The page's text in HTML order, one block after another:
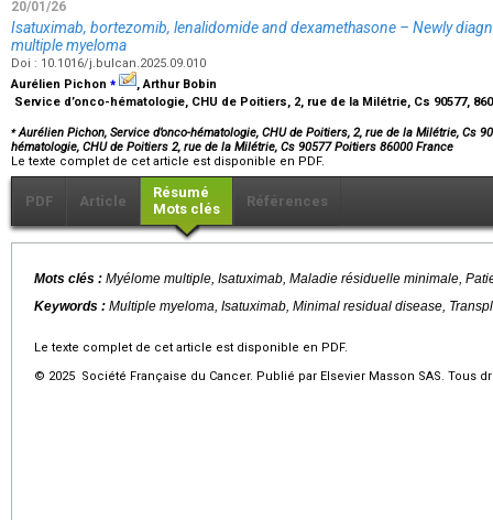
20/01/26
Isatuximab, bortezomib, lenalidomide and dexamethasone – Newly
multiple myeloma
Doi : 10.1016/j.bulcan.2025.09.010
Aurélien Pichon ⁎
, Arthur Bobin
Service d’onco-hématologie, CHU de Poitiers, 2, rue de la Milétrie, Cs 90577,
⁎Aurélien Pichon, Service d’onco-hématologie, CHU de Poitiers, 2, rue de la Milétrie, Cs
hématologie, CHU de Poitiers 2, rue de la Milétrie, Cs 90577 Poitiers 86000 France
Le texte complet de cet article est disponible en PDF.
PDF Article
Résumé
Mots clés
Références
Mots clés : Myélome multiple, Isatuximab, Maladie résiduelle minimale,
Keywords : Multiple myeloma, Isatuximab, Minimal residual disease,
Le texte complet de cet article est disponible en PDF.
© 2025 Société Française du Cancer. Publié par Elsevier Masson SAS. Tous